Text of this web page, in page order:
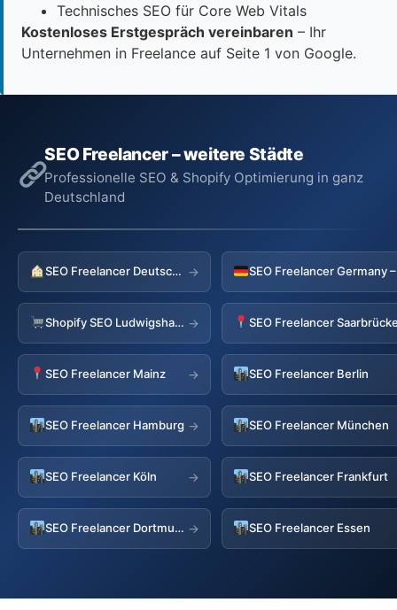
Technisches SEO für Core Web Vitals
Kostenloses Erstgespräch vereinbaren – Ihr
Unternehmen in Freelance auf Seite 1 von Google.
SEO Freelancer – weitere Städte
Professionelle SEO & Shopify Optimierung in ganz
Deutschland
SEO Freelancer Deutschland →
Shopify SEO Ludwigshafen → SEO Freelancer
SEO Freelancer Mainz → SEO Freelancer Berlin
SEO Freelancer Hamburg → SEO Freelancer München
SEO Freelancer Köln → SEO Freelancer Frankfurt
SEO Freelancer Dortmund → SEO Freelancer Essen